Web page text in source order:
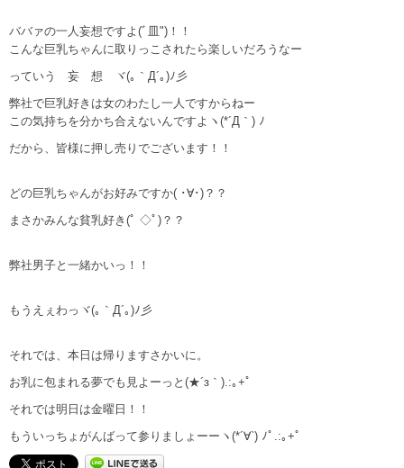
ババァの一人妄想ですよ(ﾞ皿")！！
こんな巨乳ちゃんに取りっこされたら楽しいだろうなー
っていう 妄 想 ヾ(｡｀Д´｡)ﾉ彡
弊社で巨乳好きは女のわたし一人ですからねー
この気持ちを分かち合えないんですよヽ(*´Д｀) ﾉ
だから、皆様に押し売りでございます！！
どの巨乳ちゃんがお好みですか( ･∀･)？？
まさかみんな貧乳好き(ﾟ ◇ﾟ)？？
弊社男子と一緒かいっ！！
もうえぇわっヾ(｡｀Д´｡)ﾉ彡
それでは、本日は帰りますさかいに。
お乳に包まれる夢でも見よーっと(★´з｀).:｡+ﾟ
それでは明日は金曜日！！
もういっちょがんばって参りましょーーヽ(*´∀`) ﾉﾟ.:｡+ﾟ